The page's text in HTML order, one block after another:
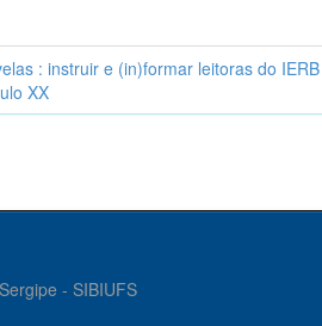
: instruir e (in)formar leitoras do IERB
XX
- SIBIUFS